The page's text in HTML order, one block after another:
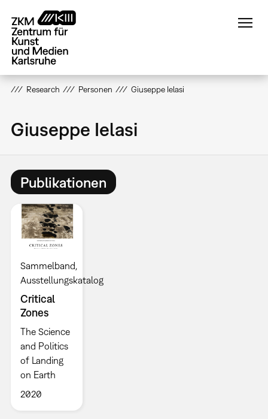
zum
Inhalt
Research Personen Giuseppe Ielasi
Giuseppe Ielasi
Publikationen
Sammelband
Ausstellungskatalog
Critical
Zones
The Science
and Politics
of Landing
on Earth
2020